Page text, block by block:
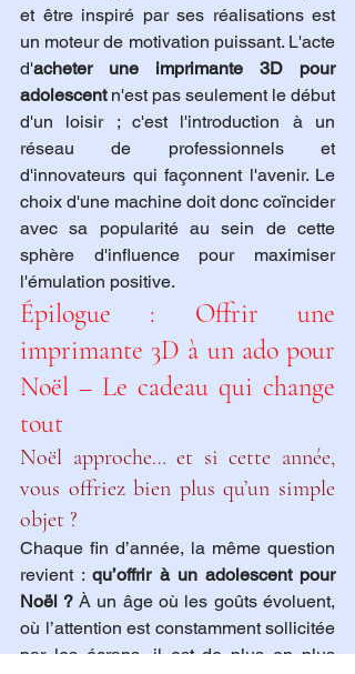
et être inspiré par ses réalisations est
un moteur de motivation puissant. L'acte
d'acheter une imprimante 3D pour
adolescent n'est pas seulement le début
d'un loisir ; c'est l'introduction à un
réseau de professionnels et
d'innovateurs qui façonnent l'avenir. Le
choix d'une machine doit donc coïncider
avec sa popularité au sein de cette
sphère d'influence pour maximiser
l'émulation positive.
Épilogue : Offrir une
imprimante 3D à un ado pour
Noël – Le cadeau qui change
tout
Noël approche… et si cette année,
vous offriez bien plus qu’un simple
objet ?
Chaque fin d’année, la même question
revient : qu’offrir à un adolescent pour
Noël ? À un âge où les goûts évoluent,
où l’attention est constamment sollicitée
par les écrans, il est de plus en plus